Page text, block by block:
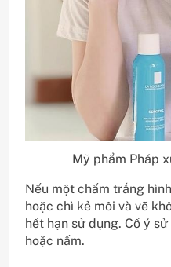
Mỹ phẩm Pháp
Nếu một chấm trắng
hoặc chì kẻ môi và vẽ
hết hạn sử dụng. Cố ý
hoặc nấm.